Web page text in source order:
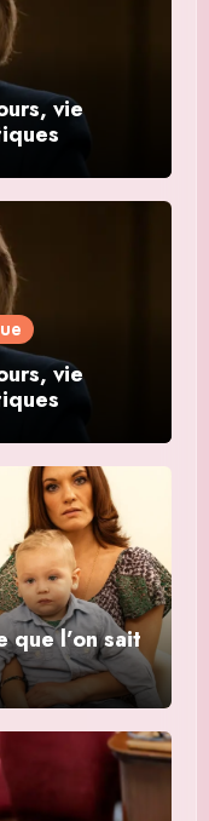
vie
vie
que l’on sait